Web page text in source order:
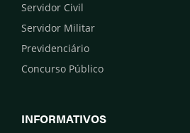
Servidor Civil
Servidor Militar
Previdenciário
Concurso Público
INFORMATIVOS